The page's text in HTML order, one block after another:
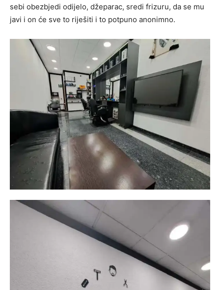
sebi obezbjedi odijelo, džeparac, sredi frizuru, da se mu
javi i on će sve to riješiti i to potpuno anonimno.